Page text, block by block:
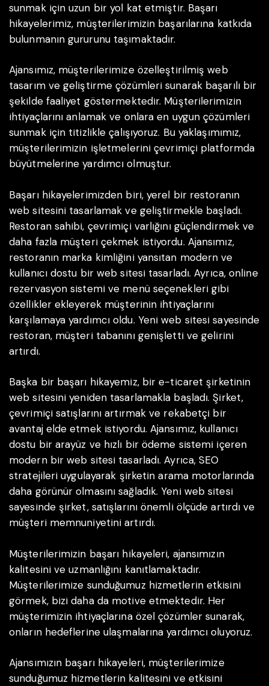
sunmak için uzun bir yol kat etmiştir. Başarı
hikayelerimiz, müşterilerimizin başarılarına katkıda
bulunmanın gururunu taşımaktadır.
Ajansımız, müşterilerimize özelleştirilmiş web
tasarım ve geliştirme çözümleri sunarak başarılı bir
şekilde faaliyet göstermektedir. Müşterilerimizin
ihtiyaçlarını anlamak ve onlara en uygun çözümleri
sunmak için titizlikle çalışıyoruz. Bu yaklaşımımız,
müşterilerimizin işletmelerini çevrimiçi platformda
büyütmelerine yardımcı olmuştur.
Başarı hikayelerimizden biri, yerel bir restoranın
web sitesini tasarlamak ve geliştirmekle başladı.
Restoran sahibi, çevrimiçi varlığını güçlendirmek ve
daha fazla müşteri çekmek istiyordu. Ajansımız,
restoranın marka kimliğini yansıtan modern ve
kullanıcı dostu bir web sitesi tasarladı. Ayrıca, online
rezervasyon sistemi ve menü seçenekleri gibi
özellikler ekleyerek müşterinin ihtiyaçlarını
karşılamaya yardımcı oldu. Yeni web sitesi sayesinde
restoran, müşteri tabanını genişletti ve gelirini
artırdı.
Başka bir başarı hikayemiz, bir e-ticaret şirketinin
web sitesini yeniden tasarlamakla başladı. Şirket,
çevrimiçi satışlarını artırmak ve rekabetçi bir
avantaj elde etmek istiyordu. Ajansımız, kullanıcı
dostu bir arayüz ve hızlı bir ödeme sistemi içeren
modern bir web sitesi tasarladı. Ayrıca, SEO
stratejileri uygulayarak şirketin arama motorlarında
daha görünür olmasını sağladık. Yeni web sitesi
sayesinde şirket, satışlarını önemli ölçüde artırdı ve
müşteri memnuniyetini artırdı.
Müşterilerimizin başarı hikayeleri, ajansımızın
kalitesini ve uzmanlığını kanıtlamaktadır.
Müşterilerimize sunduğumuz hizmetlerin etkisini
görmek, bizi daha da motive etmektedir. Her
müşterimizin ihtiyaçlarına özel çözümler sunarak,
onların hedeflerine ulaşmalarına yardımcı oluyoruz.
Ajansımızın başarı hikayeleri, müşterilerimize
sunduğumuz hizmetlerin kalitesini ve etkisini